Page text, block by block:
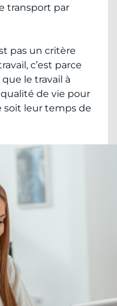
transport par
pas un critère
c’est parce
le travail à
de vie pour
soit leur temps de